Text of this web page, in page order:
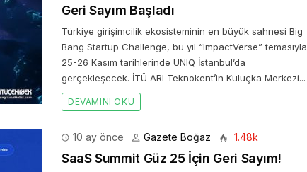
Geri Sayım Başladı
Türkiye girişimcilik ekosisteminin en büyük sahnesi Big
Bang Startup Challenge, bu yıl “ImpactVerse” temasıyla
25-26 Kasım tarihlerinde UNIQ İstanbul’da
gerçekleşecek. İTÜ ARI Teknokent’in Kuluçka Merkezi...
DEVAMINI OKU
10 ay önce Gazete Boğaz 1.48k
SaaS Summit Güz 25 İçin Geri Sayım!